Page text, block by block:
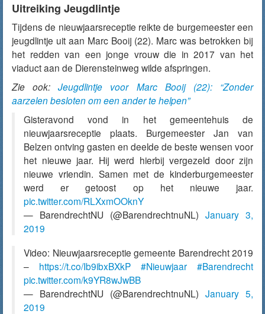
Uitreiking Jeugdlintje
Tijdens de nieuwjaarsreceptie reikte de burgemeester een
jeugdlintje uit aan Marc Booij (22). Marc was betrokken bij
het redden van een jonge vrouw die in 2017 van het
viaduct aan de Dierensteinweg wilde afspringen.
Zie ook:Jeugdlintje voor Marc Booij (22): “Zonder
aarzelen besloten om een ander te helpen”
Gisteravond vond in het gemeentehuis de
nieuwjaarsreceptie plaats. Burgemeester Jan van
Belzen ontving gasten en deelde de beste wensen voor
het nieuwe jaar. Hij werd hierbij vergezeld door zijn
nieuwe vriendin. Samen met de kinderburgemeester
werd er getoost op het nieuwe jaar.
pic.twitter.com/RLXxmOOknY
— BarendrechtNU (@BarendrechtnuNL) January 3,
2019
Video: Nieuwjaarsreceptie gemeente Barendrecht 2019
– https://t.co/Ib9ibxBXkP #Nieuwjaar
#Barendrecht
pic.twitter.com/k9YR8wJwBB
— BarendrechtNU (@BarendrechtnuNL) January 5,
2019